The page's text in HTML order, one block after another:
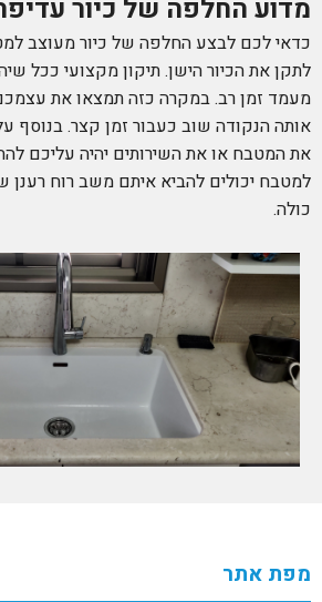
מדוע החלפה של כיור
כדאי לכם לבצע החלפה של כיור מעוצב
לתקן את הכיור הישן. תיקון מקצועי ככל
מעמד זמן רב. במקרה כזה תמצאו את
אותה הנקודה שוב כעבור זמן קצר. בנוסף
את המטבח או את השירותים יהיה עליכם
למטבח יכולים להביא איתם משב רוח
כולה.
מפת אתר